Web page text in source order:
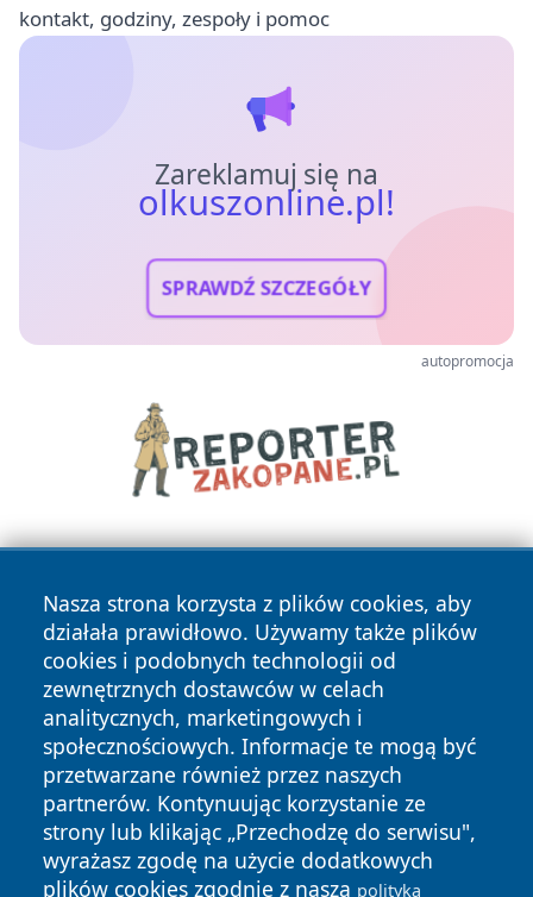
kontakt, godziny, zespoły i pomoc
Zareklamuj się na
olkuszonline.pl!
SPRAWDŹ SZCZEGÓŁY
autopromocja
Nasza strona korzysta z plików cookies, aby
działała prawidłowo. Używamy także plików
cookies i podobnych technologii od
zewnętrznych dostawców w celach
analitycznych, marketingowych i
społecznościowych. Informacje te mogą być
przetwarzane również przez naszych
partnerów. Kontynuując korzystanie ze
strony lub klikając „Przechodzę do serwisu",
wyrażasz zgodę na użycie dodatkowych
plików cookies zgodnie z naszą polityką
Copyright © 2026 olkuszonline.pl Wszystkie prawa
zastrzeżone.
News Autorzy
Polityka
Prywatności
Polityka
Cookies